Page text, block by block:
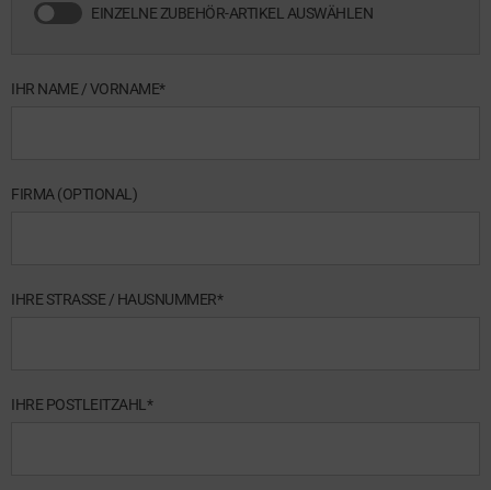
EINZELNE ZUBEHÖR-ARTIKEL AUSWÄHLEN
IHR NAME / VORNAME*
FIRMA (OPTIONAL)
IHRE STRASSE / HAUSNUMMER*
IHRE POSTLEITZAHL*